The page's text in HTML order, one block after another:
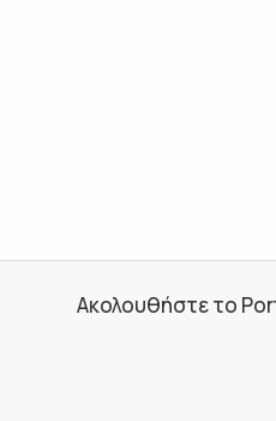
Ακολουθήστε το